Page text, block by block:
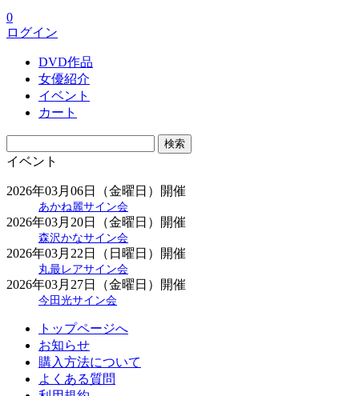
0
ログイン
DVD作品
女優紹介
イベント
カート
イベント
2026年03月06日（金曜日）開催
あかね麗サイン会
2026年03月20日（金曜日）開催
森沢かなサイン会
2026年03月22日（日曜日）開催
丸最レアサイン会
2026年03月27日（金曜日）開催
今田光サイン会
トップページへ
お知らせ
購入方法について
よくある質問